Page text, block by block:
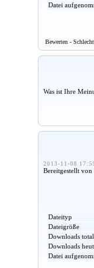
Datei
Bewerten - Schlecht
Was ist Ihre
2013-11-08
Bereitgestellt
Dateityp
Dateigröße
Downloads total
Downloads
Datei